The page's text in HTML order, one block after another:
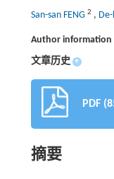
San-san FENG 2 ,
Author information
文章历史 +
PDF
摘要